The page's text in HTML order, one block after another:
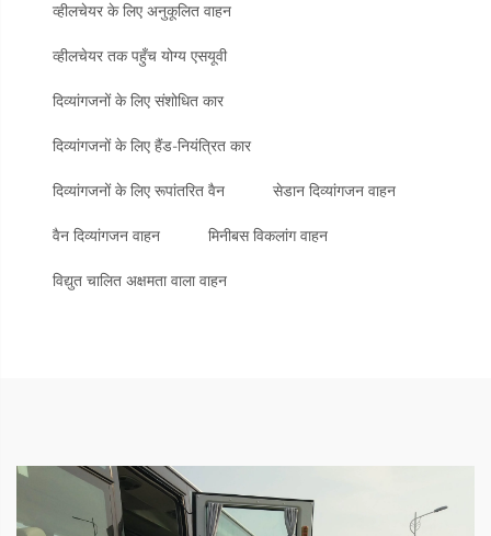
व्हीलचेयर के लिए अनुकूलित वाहन
व्हीलचेयर तक पहुँच योग्य एसयूवी
दिव्यांगजनों के लिए संशोधित कार
दिव्यांगजनों के लिए हैंड-नियंत्रित कार
दिव्यांगजनों के लिए रूपांतरित वैन सेडान दिव्यांगजन वाहन
वैन दिव्यांगजन वाहन मिनीबस विकलांग वाहन
विद्युत चालित अक्षमता वाला वाहन